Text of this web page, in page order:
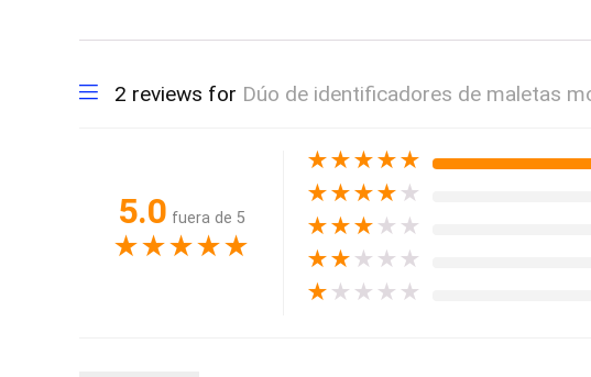
2 reviews for Dúo de identificadores de maletas
5.0 fuera de 5
★★★★★
★★★★★
★★★★ ★
★★★ ★ ★
★★ ★ ★ ★
★ ★ ★ ★ ★